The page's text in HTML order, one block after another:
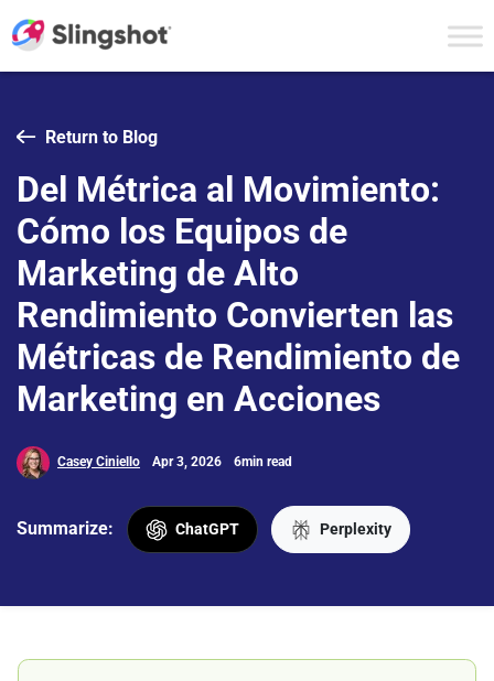
Return to Blog
Del Métrica al Movimiento:
Cómo los Equipos de
Marketing de Alto
Rendimiento Convierten las
Métricas de Rendimiento de
Marketing en Acciones
Casey Ciniello Apr 3, 2026 6min read
Summarize: ChatGPT Perplexity